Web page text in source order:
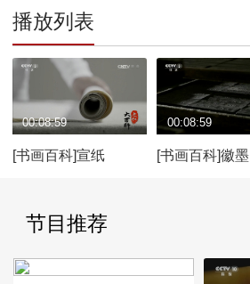
播放列表
[书画百科]宣纸
00:08:59
[书画百科]徽墨
00:08:59
节目推荐